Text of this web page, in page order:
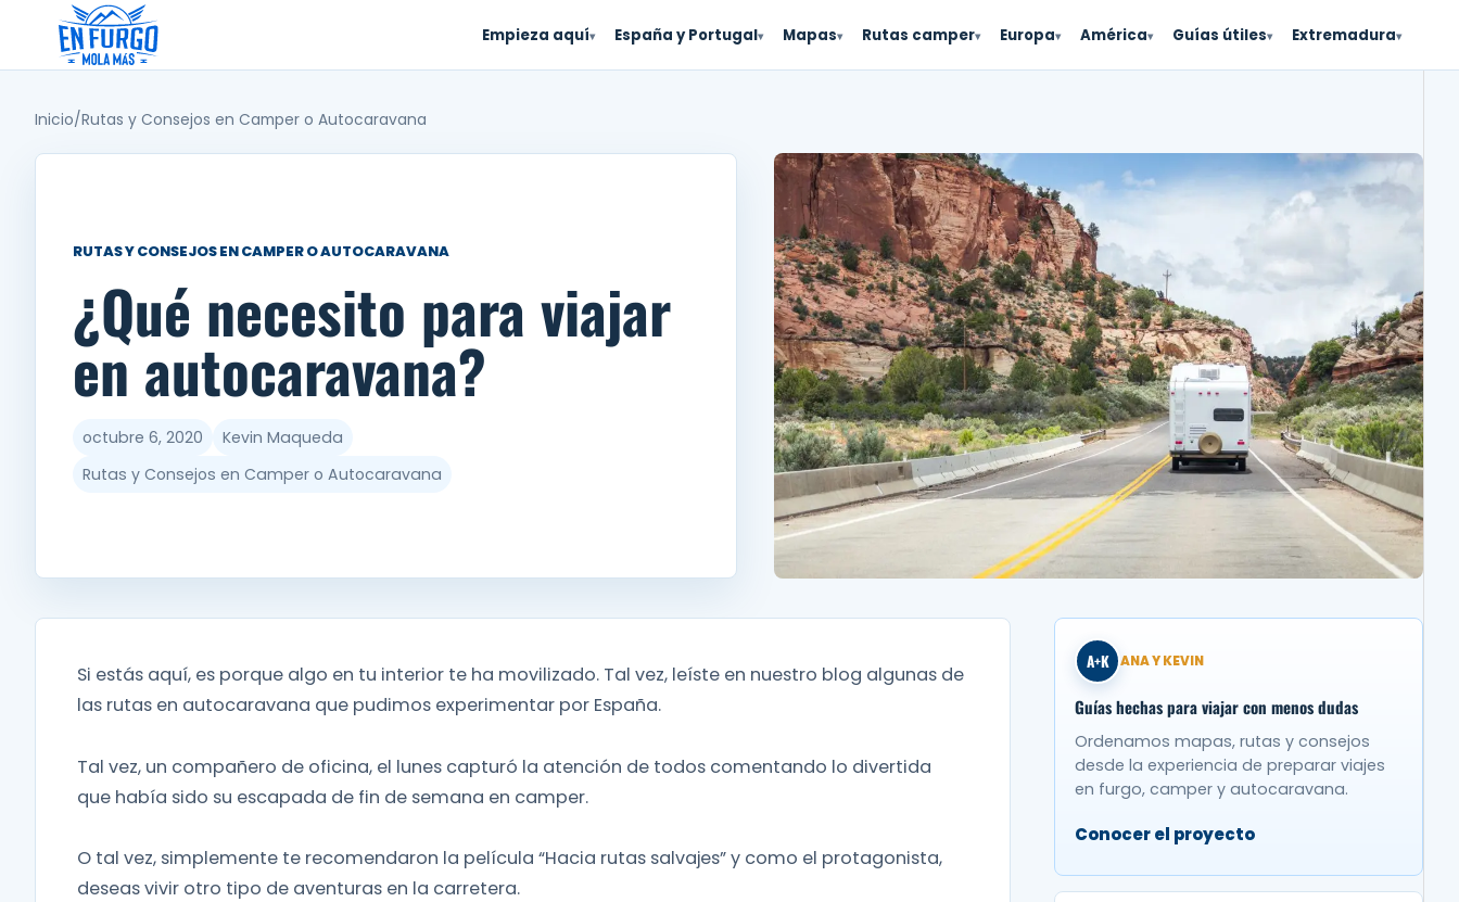
contenido
Empieza aquí▾ España y Portugal▾ Mapas▾ Rutas camper▾ Europa▾ América▾ Guías útiles▾ Extremadura▾
Inicio/Rutas y Consejos en Camper o Autocaravana
RUTAS Y CONSEJOS EN CAMPER O AUTOCARAVANA
¿Qué necesito para viajar
en autocaravana?
octubre 6, 2020
Kevin Maqueda
Rutas y Consejos en Camper o Autocaravana
Si estás aquí, es porque algo en tu interior te ha movilizado. Tal vez, leíste en nuestro blog algunas de
las rutas en autocaravana que pudimos experimentar por España.
Tal vez, un compañero de oficina, el lunes capturó la atención de todos comentando lo divertida
que había sido su escapada de fin de semana en camper.
O tal vez, simplemente te recomendaron la película “Hacia rutas salvajes” y como el protagonista,
deseas vivir otro tipo de aventuras en la carretera.
A+K ANA Y KEVIN
Guías hechas para viajar con menos dudas
Ordenamos mapas, rutas y consejos
desde la experiencia de preparar viajes
en furgo, camper y autocaravana.
Conocer el proyecto